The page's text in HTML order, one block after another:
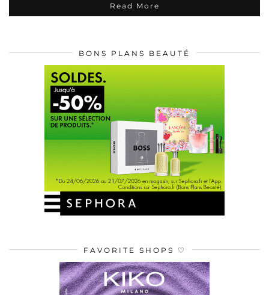
Read More
BONS PLANS BEAUTÉ
FAVORITE SHOPS ♡